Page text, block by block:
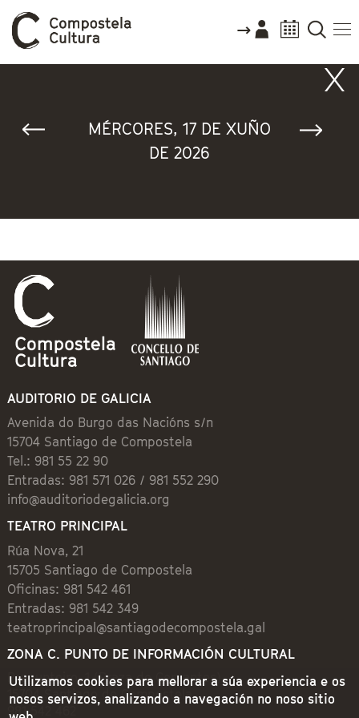
MÉRCORES, 17 DE XUÑO
DE 2026
AUDITORIO DE GALICIA
Avenida do Burgo das Nacións s/n
15704 Santiago de Compostela
Tel.: 981 55 22 90
Entradas: 981 571 026 / 981 552 290
info@auditoriodegalicia.org
TEATRO PRINCIPAL
Rúa Nova, 21
15705 Santiago de Compostela
Oficinas: 981 542 461
Entradas: 981 542 349
teatroprincipal@santiagodecompostela.gal
ZONA C. PUNTO DE INFORMACIÓN CULTURAL
Preguntoiro, 1 (Praza de Cervantes)
15704 Santiago de Compostela
981 542 462
Utilizamos cookies para mellorar a súa experiencia e os
nosos servizos, analizando a navegación no noso sitio